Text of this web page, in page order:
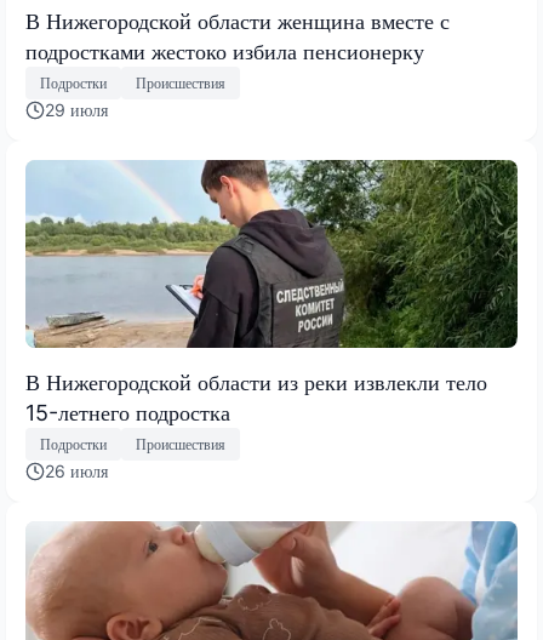
В Нижегородской области женщина вместе с
подростками жестоко избила пенсионерку
Подростки Происшествия
29 июля
В Нижегородской области из реки извлекли тело
15-летнего подростка
Подростки Происшествия
26 июля